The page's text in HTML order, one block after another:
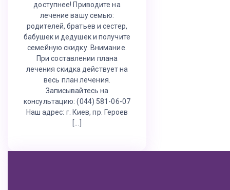
доступнее! Приводите на
лечение вашу семью:
родителей, братьев и сестер,
бабушек и дедушек и получите
семейную скидку. Внимание.
При составлении плана
лечения скидка действует на
весь план лечения.
Записывайтесь на
консультацию: (044) 581-06-07
Наш адрес: г. Киев, пр. Героев
[…]